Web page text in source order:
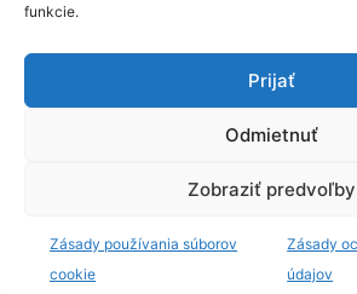
funkcie.
Prijať
Odmietnuť
Zobraziť predvoľby
Zásady používania súborov
cookie
Zásady
údajov
Kontakt
Zásady ochrany osobných údajov
Zásady používania cookie (EÚ)
© znasejulice.sk - Prinášame správy,
domovov, ulíc a komunít, v ktorých
stránky.